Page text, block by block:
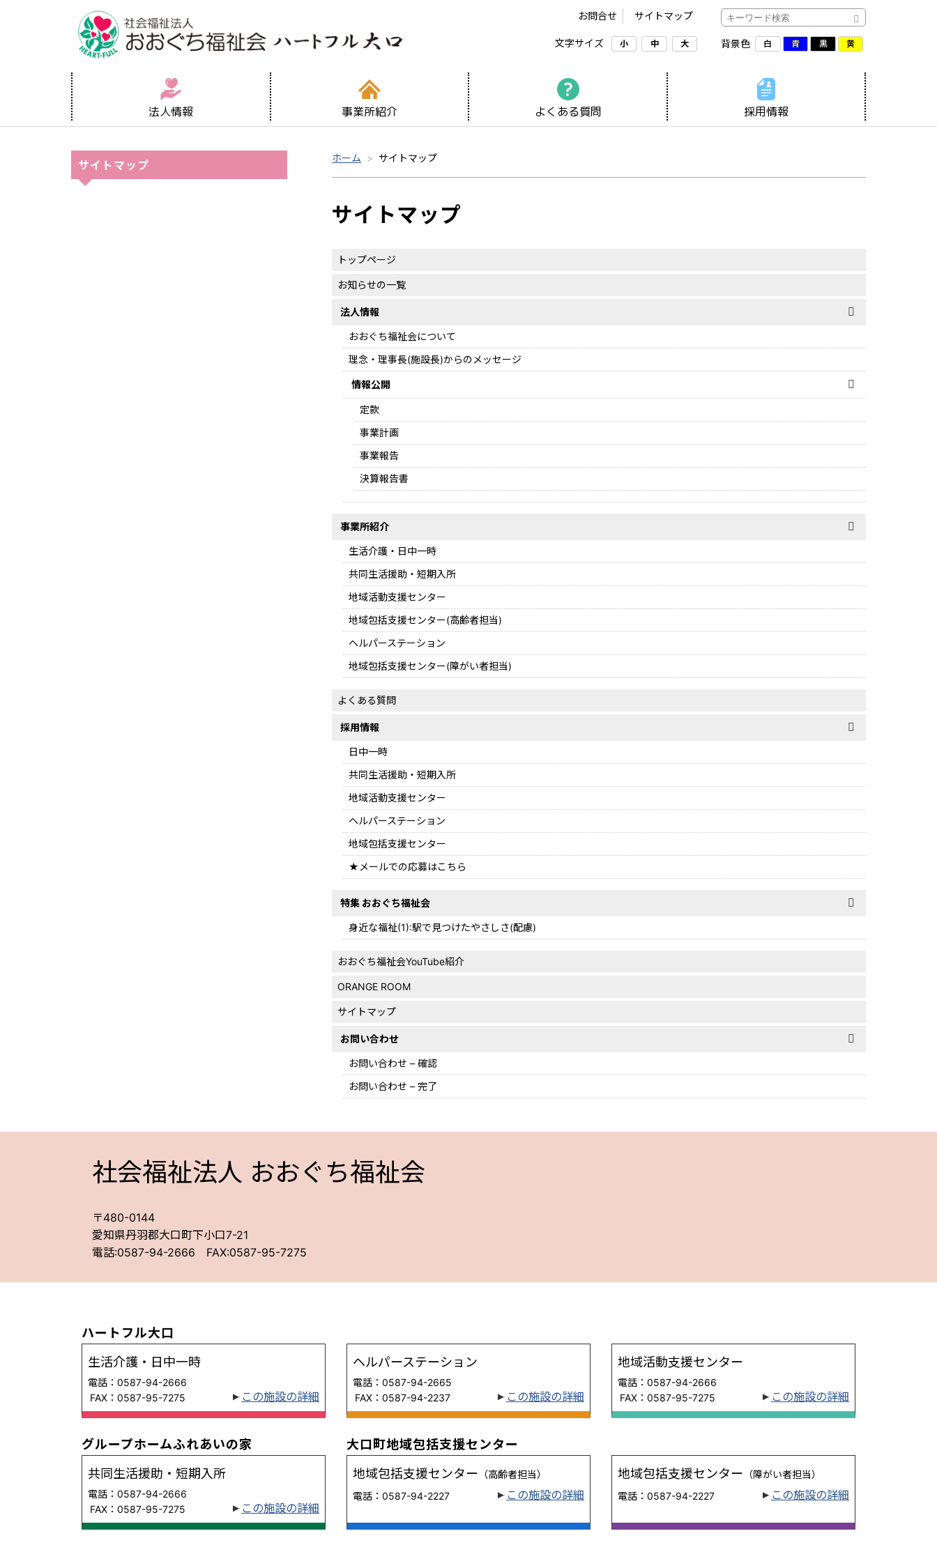
お問合せ サイトマップ
文字サイズ 小 中 大 背景色 白 青 黒 黄
法人情報 事業所紹介 よくある質問 採用情報
サイトマップ
ホーム サイトマップ
サイトマップ
トップページ
お知らせの一覧
法人情報
おおぐち福祉会について
理念・理事長(施設長)からのメッセージ
情報公開
定款
事業計画
事業報告
決算報告書
事業所紹介
生活介護・日中一時
共同生活援助・短期入所
地域活動支援センター
地域包括支援センター(高齢者担当)
ヘルパーステーション
地域包括支援センター(障がい者担当)
よくある質問
採用情報
日中一時
共同生活援助・短期入所
地域活動支援センター
ヘルパーステーション
地域包括支援センター
★メールでの応募はこちら
特集 おおぐち福祉会
身近な福祉(1):駅で見つけたやさしさ(配慮)
おおぐち福祉会YouTube紹介
ORANGE ROOM
サイトマップ
お問い合わせ
お問い合わせ – 確認
お問い合わせ – 完了
社会福祉法人 おおぐち福祉会
〒480-0144
愛知県丹羽郡大口町下小口7-21
電話:0587-94-2666 FAX:0587-95-7275
ハートフル大口
生活介護・日中一時
電話：0587-94-2666
FAX：0587-95-7275
この施設の詳細
ヘルパーステーション
電話：0587-94-2665
FAX：0587-94-2237
この施設の詳細
地域活動支援センター
電話：0587-94-2666
FAX：0587-95-7275
この施設の詳細
グループホームふれあいの家
共同生活援助・短期入所
電話：0587-94-2666
FAX：0587-95-7275
この施設の詳細
大口町地域包括支援センター
地域包括支援センター （高齢者担当）
電話：0587-94-2227
この施設の詳細
地域包括支援センター （障がい者担当）
電話：0587-94-2227
この施設の詳細